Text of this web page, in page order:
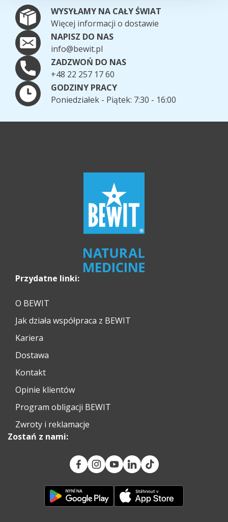
WYSYŁAMY NA CAŁY ŚWIAT
Więcej informacji o dostawie
NAPISZ DO NAS
info@bewit.pl
ZADZWOŃ DO NAS
+48 22 257 17 60
GODZINY PRACY
Poniedziałek - Piątek: 7:30 - 16:00
Przydatne linki:
O BEWIT
Jak działa współpraca z BEWIT
Kariera
Dostawa
Kontakt
Opinie klientów
Program obligacji BEWIT
Zwroty i reklamacje
Zostań z nami: